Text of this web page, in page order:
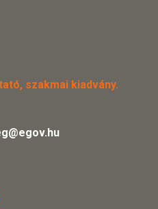
szakmai kiadvány.